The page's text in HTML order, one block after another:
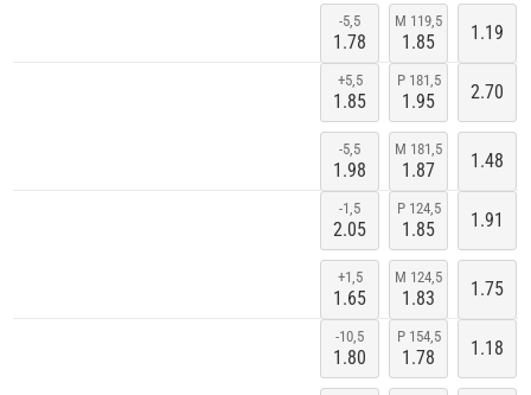
-5,5
1.78
M 119,5
1.85 1.19
+5,5
1.85
-5,5
1.98
P 181,5
1.95
M 181,5
1.87
2.70
1.48
-1,5
2.05
+1,5
1.65
P 124,5
1.85
M 124,5
1.83
1.91
1.75
-10,5
1.80
P 154,5
1.78 1.18